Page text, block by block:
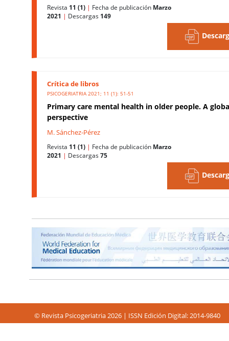
Revista 11 (1) | Fecha de publicación Marzo
2021 | Descargas 149
Crítica de libros
PSICOGERIATRIA 2021; 11 (1): 51-51
Primary care mental health in older people. A
perspective
M. Sánchez-Pérez
Revista 11 (1) | Fecha de publicación Marzo
2021 | Descargas 75
© Revista Psicogeriatria 2026 | ISSN Edición Digital: 2014-9840